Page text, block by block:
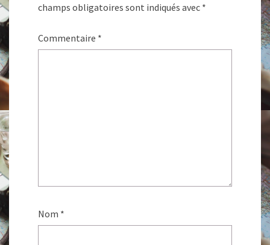
champs obligatoires sont indiqués avec *
Commentaire *
Nom *